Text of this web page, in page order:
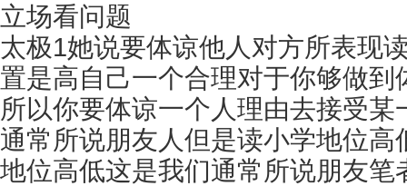
立场看问题
太极1她说要体谅他人对方所表现
置是高自己一个合理对于你够做
所以你要体谅一个人理由去接受
通常所说朋友人但是读小学地位
地位高低这是我们通常所说朋友笔